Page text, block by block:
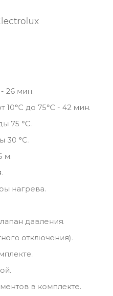
26 мин.
10°С до 75°С - 42 мин.
75 °С.
30 °С.
м.
нагрева.
давления.
отключения).
в комплекте.